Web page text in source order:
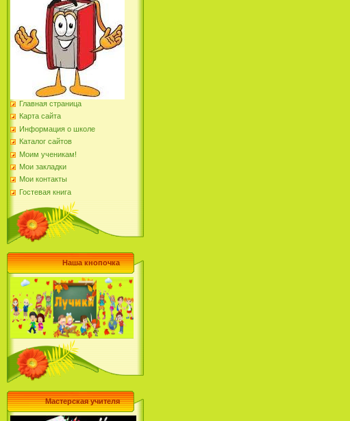
Главная страница
Карта сайта
Информация о школе
Каталог сайтов
Моим ученикам!
Мои закладки
Мои контакты
Гостевая книга
Наша кнопочка
Мастерская учителя